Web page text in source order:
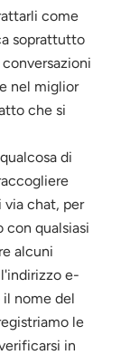
come
soprattutto
nel miglior
che si
di
chat, per
qualsiasi
alcuni
e-
nome del
le
in